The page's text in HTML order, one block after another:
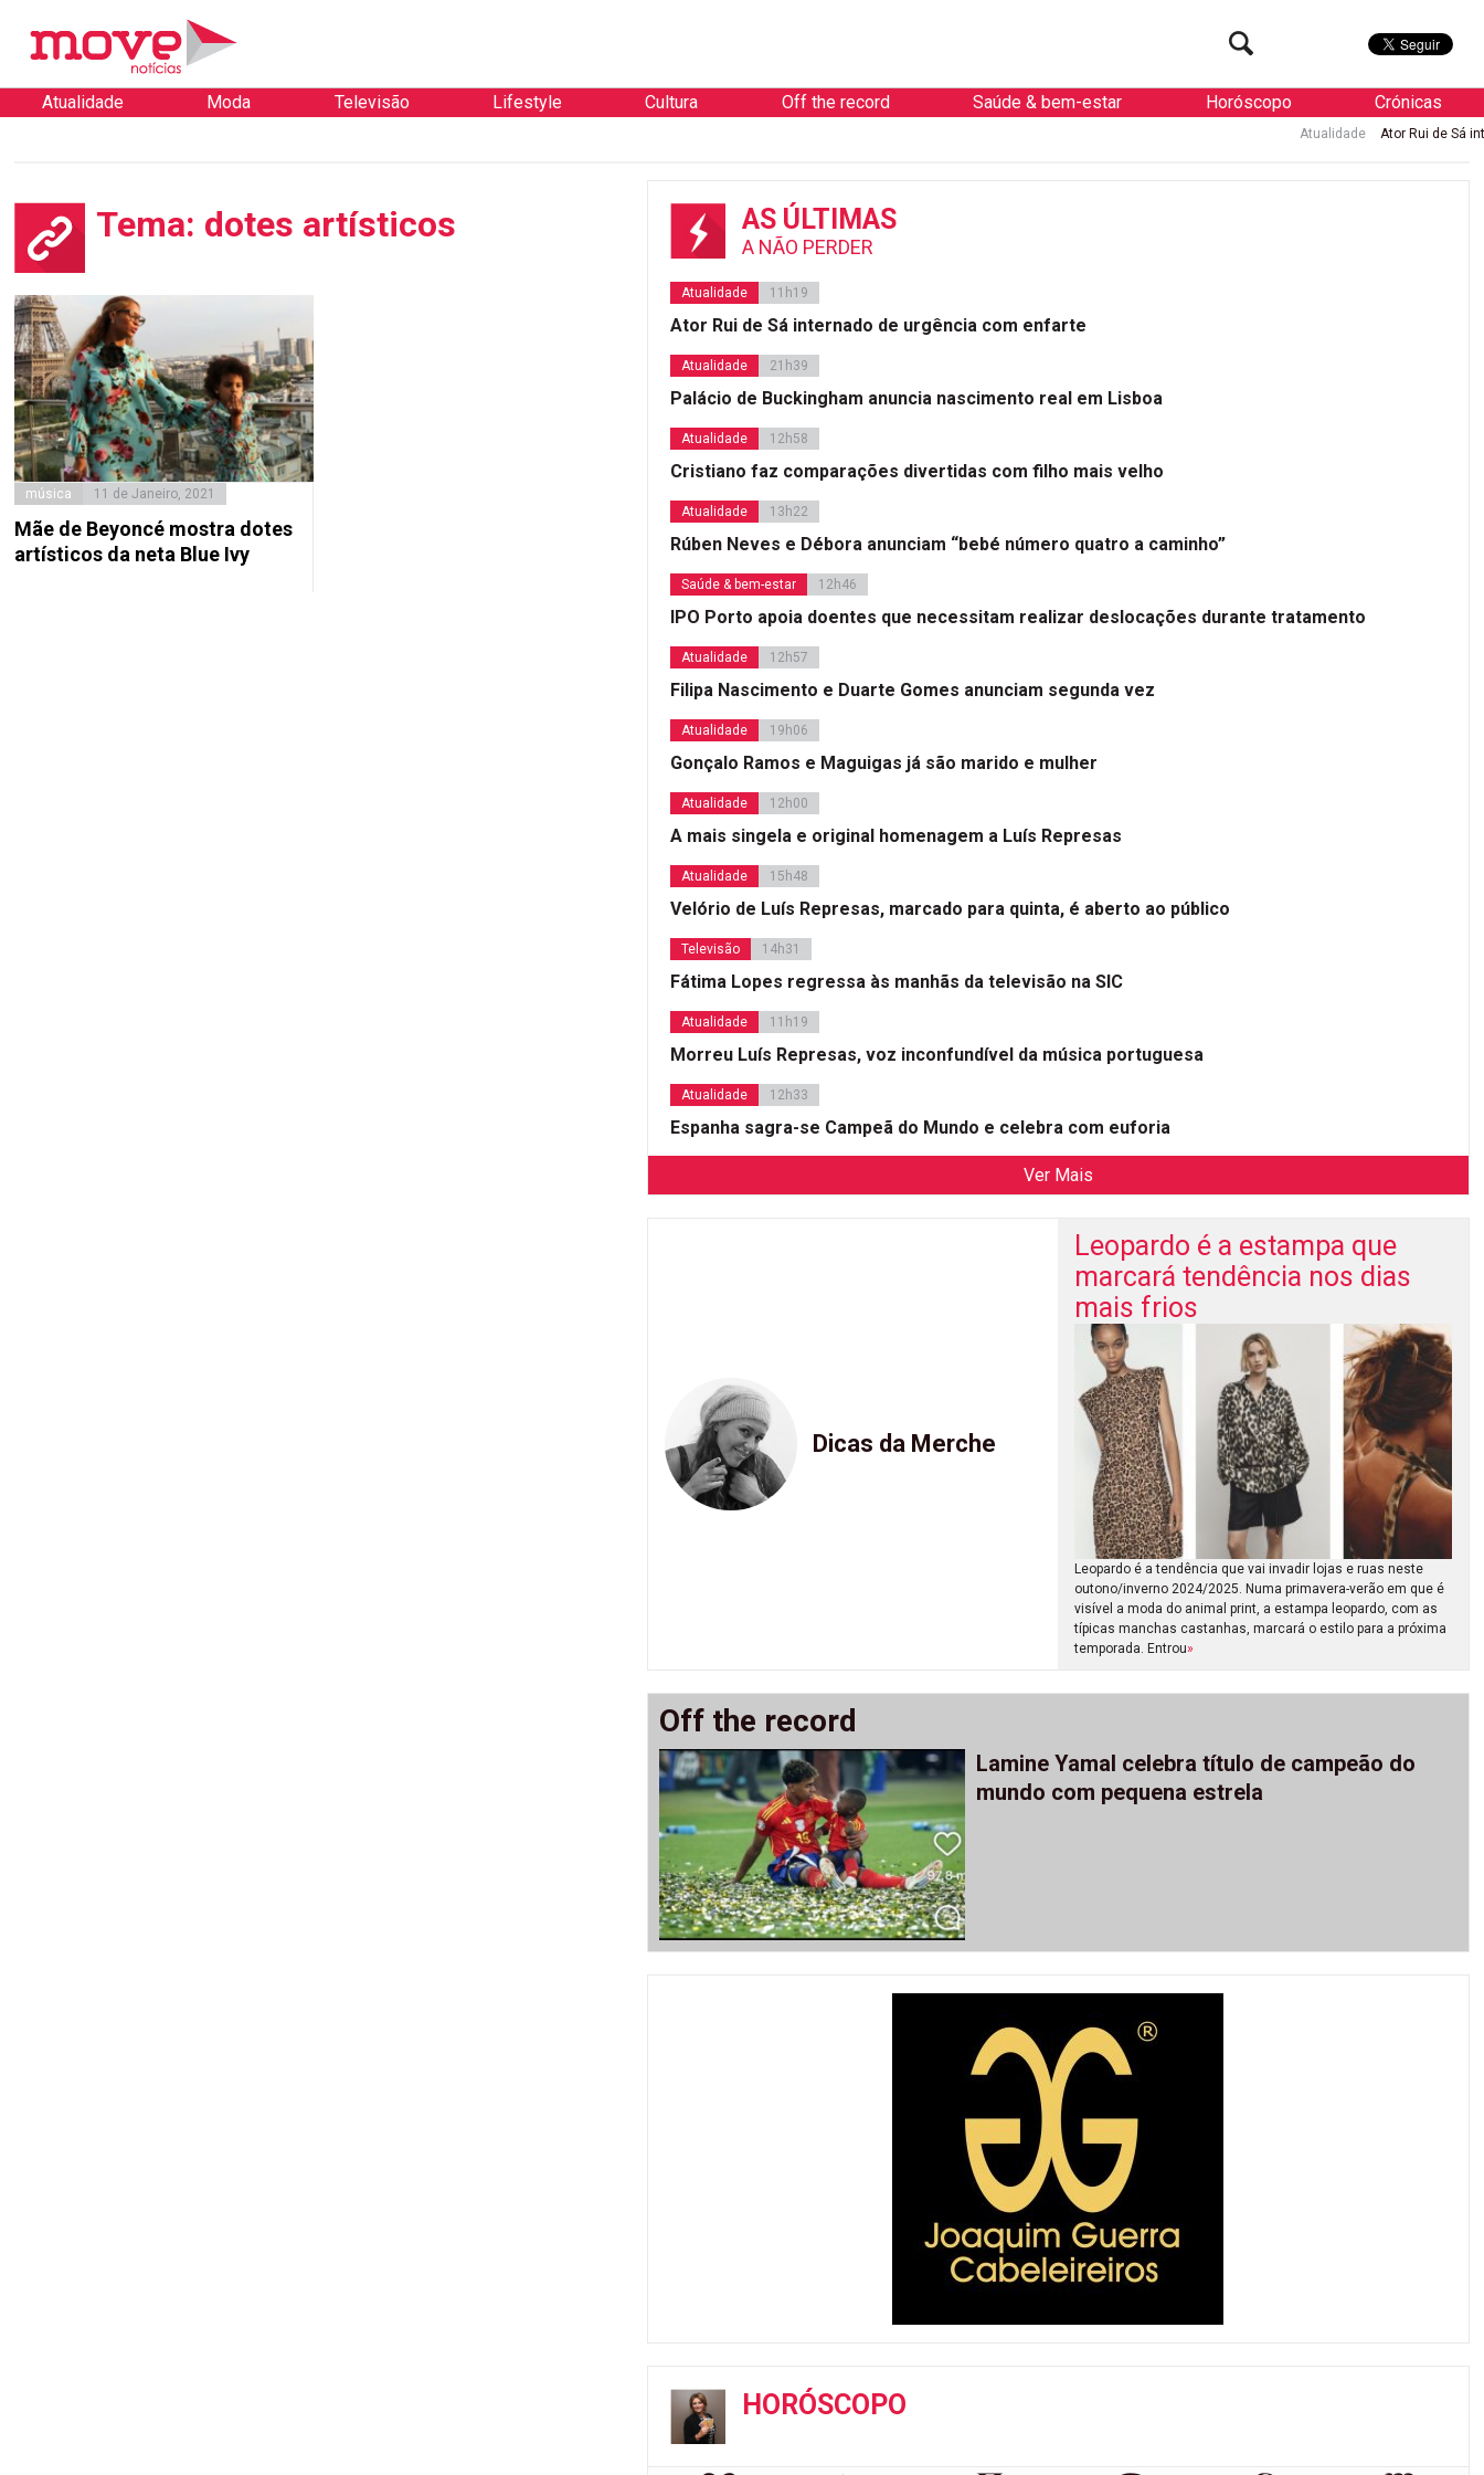
Atualidade Moda Televisão Lifestyle Cultura Off the record Saúde & bem-estar Horóscopo Crónicas
Atualidade Ator Rui de Sá internado
Tema: dotes artísticos
música 11 de Janeiro, 2021
Mãe de Beyoncé mostra dotes
artísticos da neta Blue Ivy
AS ÚLTIMAS
A NÃO PERDER
Atualidade 11h19
Ator Rui de Sá internado de urgência com enfarte
Atualidade 21h39
Palácio de Buckingham anuncia nascimento real em Lisboa
Atualidade 12h58
Cristiano faz comparações divertidas com filho mais velho
Atualidade 13h22
Rúben Neves e Débora anunciam “bebé número quatro a caminho”
Saúde & bem-estar 12h46
IPO Porto apoia doentes que necessitam realizar deslocações durante tratamento
Atualidade 12h57
Filipa Nascimento e Duarte Gomes anunciam segunda vez
Atualidade 19h06
Gonçalo Ramos e Maguigas já são marido e mulher
Atualidade 12h00
A mais singela e original homenagem a Luís Represas
Atualidade 15h48
Velório de Luís Represas, marcado para quinta, é aberto ao público
Televisão 14h31
Fátima Lopes regressa às manhãs da televisão na SIC
Atualidade 11h19
Morreu Luís Represas, voz inconfundível da música portuguesa
Atualidade 12h33
Espanha sagra-se Campeã do Mundo e celebra com euforia
Ver Mais
Dicas da Merche
Leopardo é a estampa que
marcará tendência nos dias
mais frios
Leopardo é a tendência que vai invadir lojas e ruas neste
outono/inverno 2024/2025. Numa primavera-verão em que é
visível a moda do animal print, a estampa leopardo, com as
típicas manchas castanhas, marcará o estilo para a próxima
temporada. Entrou»
Off the record
Lamine Yamal celebra título de campeão do
mundo com pequena estrela
HORÓSCOPO